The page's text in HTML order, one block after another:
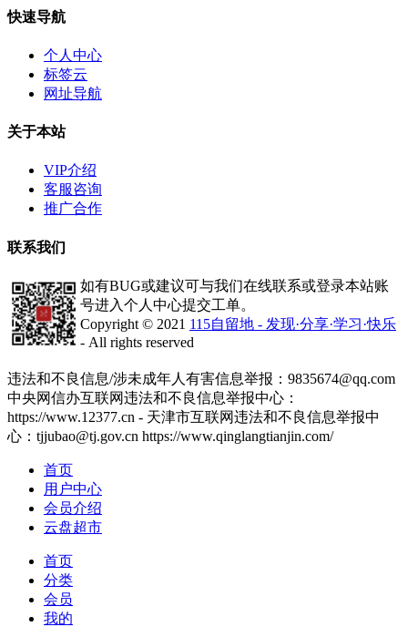
快速导航
个人中心
标签云
网址导航
关于本站
VIP介绍
客服咨询
推广合作
联系我们
如有BUG或建议可与我们在线联系或登录本站账
号进入个人中心提交工单。
Copyright © 2021 115自留地 - 发现·分享·学习·快乐
- All rights reserved
违法和不良信息/涉未成年人有害信息举报：9835674@qq.com
中央网信办互联网违法和不良信息举报中心：
https://www.12377.cn - 天津市互联网违法和不良信息举报中
心：tjjubao@tj.gov.cn https://www.qinglangtianjin.com/
首页
用户中心
会员介绍
云盘超市
首页
分类
会员
我的